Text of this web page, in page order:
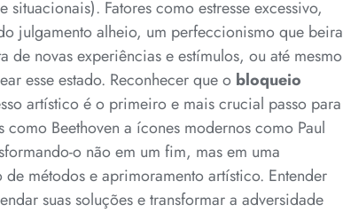
Fatores como estresse excessivo,
julgamento alheio, um perfeccionismo que beira
de novas experiências e estímulos, ou até mesmo
esse estado. Reconhecer que o bloqueio
artístico é o primeiro e mais crucial passo para
Beethoven a ícones modernos como Paul
o não em um fim, mas em uma
métodos e aprimoramento artístico. Entender
suas soluções e transformar a adversidade